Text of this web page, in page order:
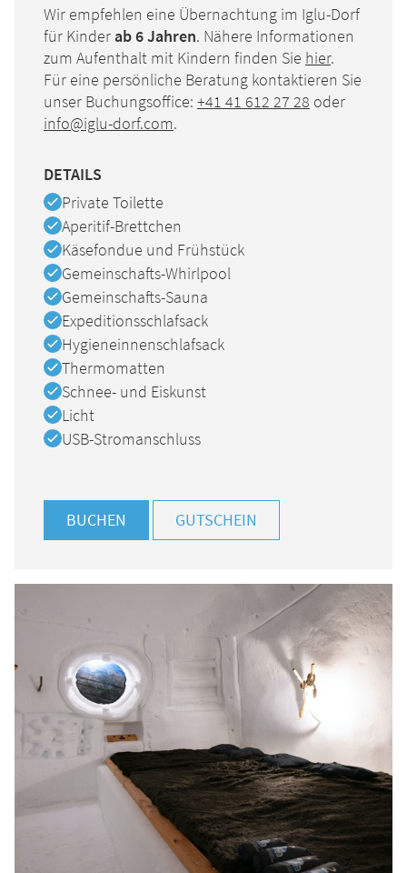
Wir empfehlen eine Übernachtung im Iglu-Dorf
für Kinder ab 6 Jahren. Nähere Informationen
zum Aufenthalt mit Kindern finden Sie hier.
Für eine persönliche Beratung kontaktieren Sie
unser Buchungsoffice: +41 41 612 27 28 oder
info@iglu-dorf.com.
DETAILS
Verfügbar
Private Toilette
Verfügbar
Aperitif-Brettchen
Verfügbar
Käsefondue und Frühstück
Verfügbar
Gemeinschafts-Whirlpool
Verfügbar
Gemeinschafts-Sauna
Verfügbar
Expeditionsschlafsack
Verfügbar
Hygieneinnenschlafsack
Verfügbar
Thermomatten
Verfügbar
Schnee- und Eiskunst
Verfügbar
Licht
Verfügbar
USB-Stromanschluss
BUCHEN GUTSCHEIN